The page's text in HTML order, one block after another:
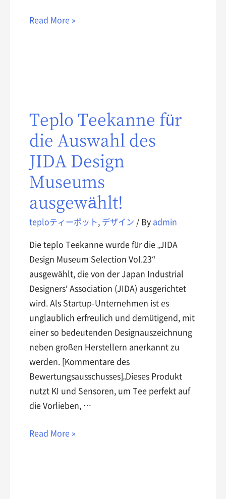
Read More »
Teplo Teekanne für
die Auswahl des
JIDA Design
Museums
ausgewählt!
teploティーポット デザイン / By admin
Die teplo Teekanne wurde für die „JIDA
Design Museum Selection Vol.23“
ausgewählt, die von der Japan Industrial
Designers‘ Association (JIDA) ausgerichtet
wird. Als Startup-Unternehmen ist es
unglaublich erfreulich und demütigend, mit
einer so bedeutenden Designauszeichnung
neben großen Herstellern anerkannt zu
werden. [Kommentare des
Bewertungsausschusses]„Dieses Produkt
nutzt KI und Sensoren, um Tee perfekt auf
die Vorlieben, …
Read More »